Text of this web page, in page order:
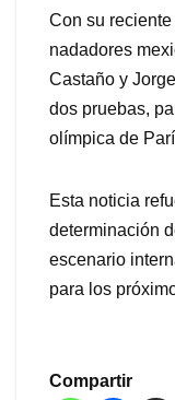
Con su
nadadores
Castaño y
dos pruebas,
olímpica de
Esta noticia
determinación
escenario
para los
Compartir